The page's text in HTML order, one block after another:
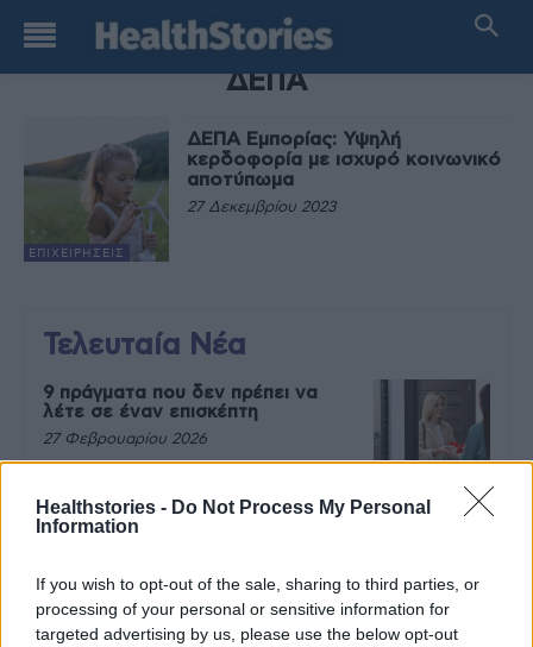
Healthstories - Do Not Process My Personal
Information
If you wish to opt-out of the sale, sharing to third parties, or
processing of your personal or sensitive information for
targeted advertising by us, please use the below opt-out
TAG
ΔΕΠΑ
ΕΠΙΧΕΙΡΉΣΕΙΣ
ΔΕΠΑ Εμπορίας: Υψηλή
κερδοφορία με ισχυρό κοινωνικό
αποτύπωμα
27 Δεκεμβρίου 2023
Τελευταία Νέα
9 πράγματα που δεν πρέπει να
λέτε σε έναν επισκέπτη
27 Φεβρουαρίου 2026
την υποστήριξη της Be-Live
27 Φεβρουαρίου 2026